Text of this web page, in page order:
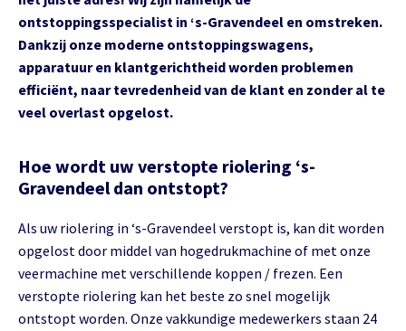
ontstoppingsspecialist in ‘s-Gravendeel en omstreken.
Dankzij onze moderne ontstoppingswagens,
apparatuur en klantgerichtheid worden problemen
efficiënt, naar tevredenheid van de klant en zonder al te
veel overlast opgelost.
Hoe wordt uw verstopte riolering ‘s-
Gravendeel dan ontstopt?
Als uw riolering in ‘s-Gravendeel verstopt is, kan dit worden
opgelost door middel van hogedrukmachine of met onze
veermachine met verschillende koppen / frezen. Een
verstopte riolering kan het beste zo snel mogelijk
ontstopt worden. Onze vakkundige medewerkers staan 24